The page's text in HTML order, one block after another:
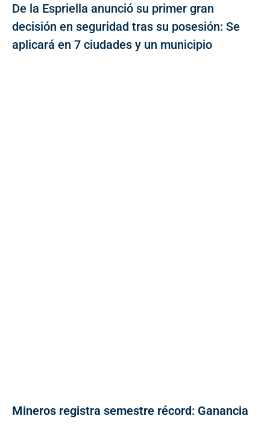
De la Espriella anunció su primer gran
decisión en seguridad tras su posesión: Se
aplicará en 7 ciudades y un municipio
Mineros registra semestre récord: Ganancia